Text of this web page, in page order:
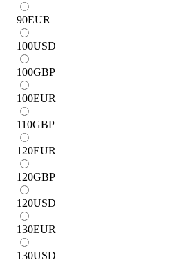
90EUR
100USD
100GBP
100EUR
110GBP
120EUR
120GBP
120USD
130EUR
130USD